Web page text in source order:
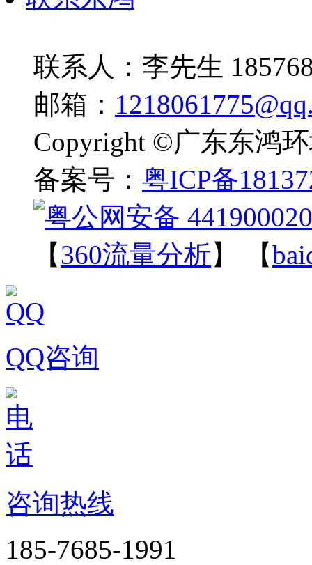
联系人：李先生
邮箱：
Copyright ©广东东鸿
备案号： 粤ICP备
粤公网安备
【360流量分析】 【
QQ咨询
咨询热线
185-7685-1991